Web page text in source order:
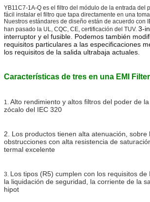
YB11C7-1A-Q es el filtro del módulo de la entrada del
fácil instalar el filtro que tapa directamente en una
Nuestros estándares de diseño están de acuerdo con
han pasado la UL, CQC, CE, certificación del TUV. 3-
interruptor y el fusible. Podemos también
requisitos particulares a las especificaciones
los requisitos de la salida ultrabaja actuales.
Características de tres en una EMI
1. Alto rendimiento y altos filtros del poder de
zócalo del IEC 320
2. Los productos tienen alta atenuación, sobre
obstrucciones con alta resistencia de
termal excelente
3. Los tipos (R5) cumplen con los requisitos de
la liquidación de seguridad, la corriente de la
hipot